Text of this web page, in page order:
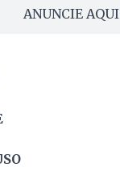
ANUNCIE AQUI